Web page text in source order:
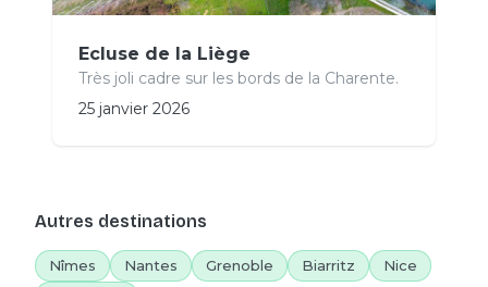
Ecluse de la Liège
Très joli cadre sur les bords de la Charente.
25 janvier 2026
Autres destinations
Nîmes Nantes Grenoble Biarritz
Nice